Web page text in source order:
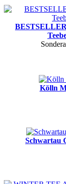
Kölln
Schwartau